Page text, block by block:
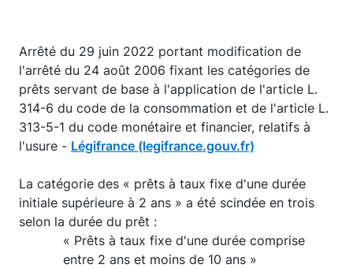
Arrêté du 29 juin 2022 portant modification de
l'arrêté du 24 août 2006 fixant les catégories de
prêts servant de base à l'application de l'article L.
314-6 du code de la consommation et de l'article L.
313-5-1 du code monétaire et financier, relatifs à
l'usure - Légifrance (legifrance.gouv.fr)
La catégorie des « prêts à taux fixe d'une durée
initiale supérieure à 2 ans » a été scindée en trois
selon la durée du prêt :
« Prêts à taux fixe d'une durée comprise
entre 2 ans et moins de 10 ans »